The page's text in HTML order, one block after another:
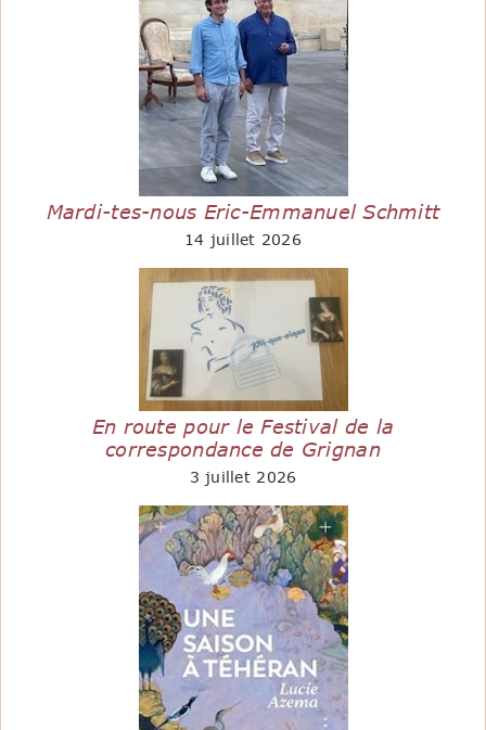
Mardi-tes-nous Eric-Emmanuel Schmitt
14 juillet 2026
En route pour le Festival de la
correspondance de Grignan
3 juillet 2026